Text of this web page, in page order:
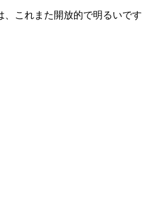
、これまた開放的で明るいです